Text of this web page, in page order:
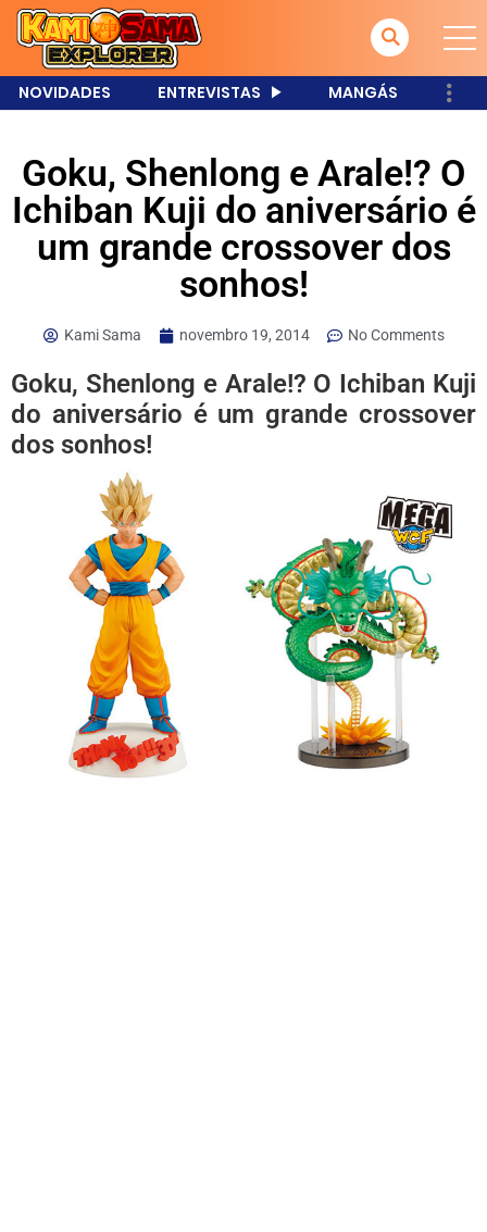
NOVIDADES ENTREVISTAS MANGÁS
Goku, Shenlong e Arale!? O
Ichiban Kuji do aniversário é
um grande crossover dos
sonhos!
Kami Sama novembro 19, 2014 No Comments
Goku, Shenlong e Arale!? O Ichiban Kuji
do aniversário é um grande crossover
dos sonhos!